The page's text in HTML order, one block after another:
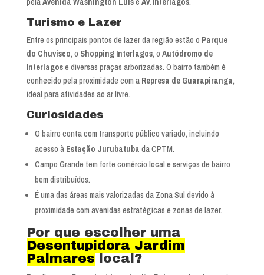
Turismo e Lazer
Entre os principais pontos de lazer da região estão o Parque
do Chuvisco, o Shopping Interlagos, o Autódromo de
Interlagose diversas praças arborizadas. O bairro também é
conhecido pela proximidade com a Represa de Guarapiranga,
ideal para atividades ao ar livre.
Curiosidades
O bairro conta com transporte público variado, incluindo
acesso à Estação Jurubatuba da CPTM.
Campo Grande tem forte comércio local e serviços de bairro
bem distribuídos.
É uma das áreas mais valorizadas da Zona Sul devido à
proximidade com avenidas estratégicas e zonas de lazer.
Por que escolher uma
Desentupidora Jardim
Palmares local?